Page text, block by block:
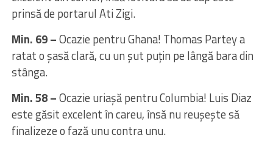
prinsă de portarul Ati Zigi.
Min. 69 –Ocazie pentru Ghana! Thomas Partey a
ratat o șasă clară, cu un șut puțin pe lângă bara din
stânga.
Min. 58 –Ocazie uriașă pentru Columbia! Luis Diaz
este găsit excelent în careu, însă nu reușește să
finalizeze o fază unu contra unu.